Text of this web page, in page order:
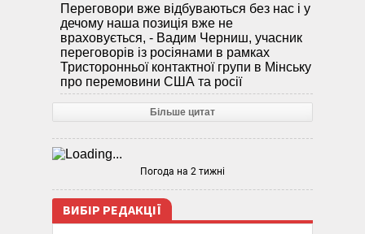
Переговори вже відбуваються без нас і у
дечому наша позиція вже не
враховується, - Вадим Черниш, учасник
переговорів із росіянами в рамках
Тристоронньої контактної групи в Мінську
про перемовини США та росії
Більше цитат
Погода на 2 тижні
ВИБІР РЕДАКЦІЇ